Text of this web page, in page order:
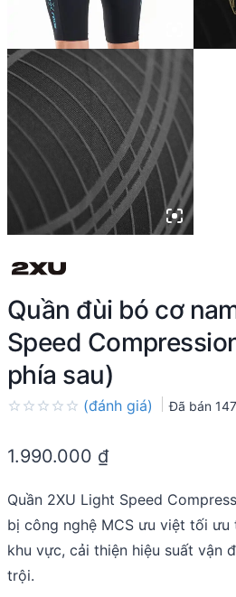
Quần đùi bó cơ
Speed
phía sau)
out
(đánh giá) Đã bán 147
1.990.000 ₫
Quần 2XU Light Speed
bị công nghệ MCS ưu việt tối ưu
khu vực, cải thiện hiệu suất vận
trội.